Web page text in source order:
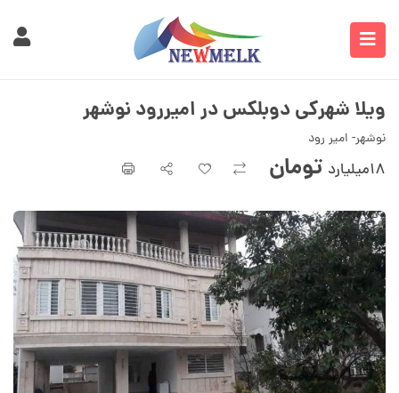
ویلا شهرکی دوبلکس در امیررود نوشهر
نوشهر- امیر رود
۱۸میلیارد تومان